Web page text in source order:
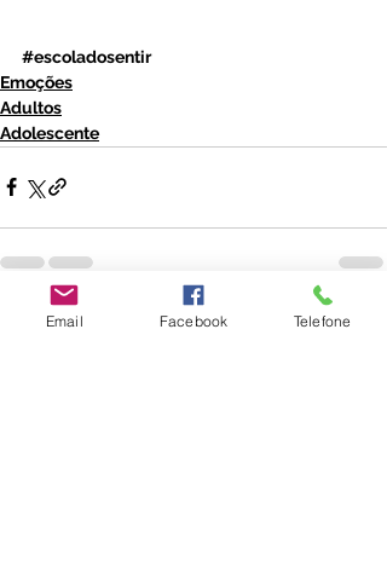
#escoladosentir
Emoções
Adultos
Adolescente
Posts recentes Ver tudo
Email Facebook Telefone